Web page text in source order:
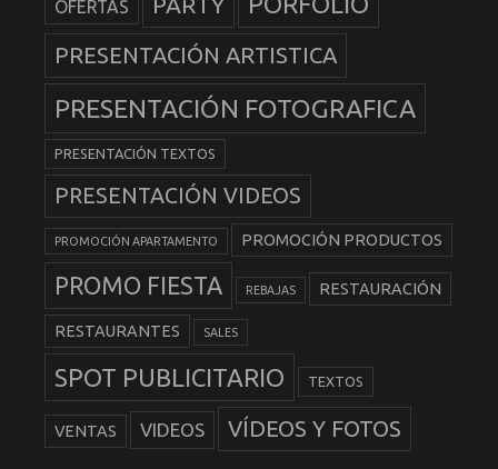
OFERTAS
PRESENTACIÓN ARTISTICA
PRESENTACIÓN FOTOGRAFICA
PRESENTACIÓN TEXTOS
PRESENTACIÓN VIDEOS
PROMOCIÓN APARTAMENTO PROMOCIÓN PRODUCTOS
PROMO FIESTA REBAJAS RESTAURACIÓN
RESTAURANTES SALES
SPOT PUBLICITARIO TEXTOS
VENTAS VIDEOS VÍDEOS Y FOTOS